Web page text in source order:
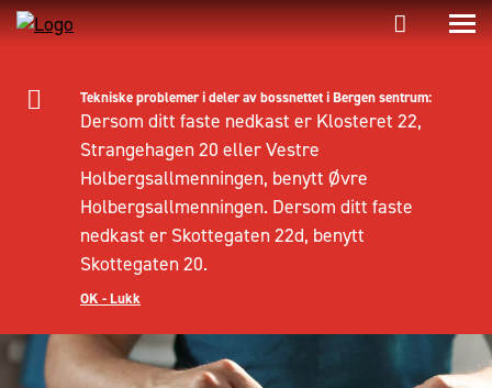
Tekniske problemer i deler av bossnettet i Bergen sentrum:
Dersom ditt faste nedkast er Klosteret 22,
Strangehagen 20 eller Vestre
Holbergsallmenningen, benytt Øvre
Holbergsallmenningen. Dersom ditt faste
nedkast er Skottegaten 22d, benytt
Skottegaten 20.
OK - Lukk